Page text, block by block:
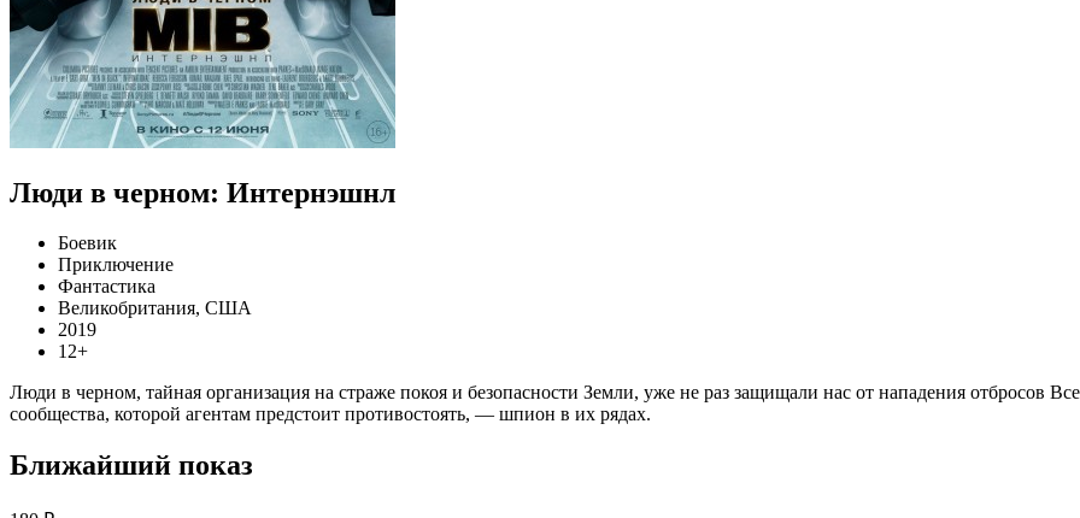
Люди в черном: Интернэшнл
Боевик
Приключение
Фантастика
Великобритания, США
2019
12+
Люди в черном, тайная организация на страже покоя и безопасности Земли, уже не раз защищали нас от нападения отбросов
сообщества, которой агентам предстоит противостоять, — шпион в их рядах.
Ближайший показ